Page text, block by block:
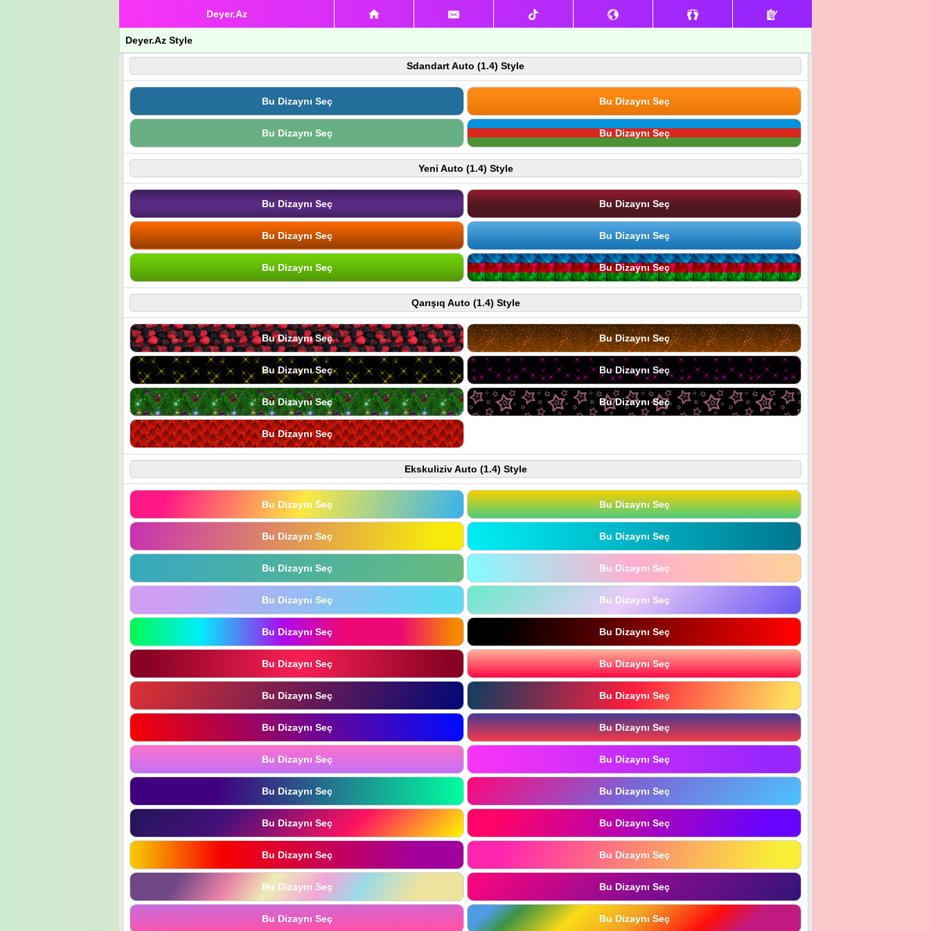
Deyer.Az
Deyer.Az Style
Sdandart Auto (1.4) Style
Bu Dizaynı Seç Bu Dizaynı Seç
Bu Dizaynı Seç Bu Dizaynı Seç
Yeni Auto (1.4) Style
Bu Dizaynı Seç Bu Dizaynı Seç
Bu Dizaynı Seç Bu Dizaynı Seç
Bu Dizaynı Seç Bu Dizaynı Seç
Qarışıq Auto (1.4) Style
Bu Dizaynı Seç Bu Dizaynı Seç
Bu Dizaynı Seç Bu Dizaynı Seç
Bu Dizaynı Seç Bu Dizaynı Seç
Bu Dizaynı Seç
Ekskuliziv Auto (1.4) Style
Bu Dizaynı Seç Bu Dizaynı Seç
Bu Dizaynı Seç Bu Dizaynı Seç
Bu Dizaynı Seç Bu Dizaynı Seç
Bu Dizaynı Seç Bu Dizaynı Seç
Bu Dizaynı Seç Bu Dizaynı Seç
Bu Dizaynı Seç Bu Dizaynı Seç
Bu Dizaynı Seç Bu Dizaynı Seç
Bu Dizaynı Seç Bu Dizaynı Seç
Bu Dizaynı Seç Bu Dizaynı Seç
Bu Dizaynı Seç Bu Dizaynı Seç
Bu Dizaynı Seç Bu Dizaynı Seç
Bu Dizaynı Seç Bu Dizaynı Seç
Bu Dizaynı Seç Bu Dizaynı Seç
Bu Dizaynı Seç Bu Dizaynı Seç